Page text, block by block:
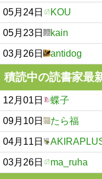
05月24日 KOU
05月23日 kain
03月26日 antidog
積読中の読書家最
12月01日 蝶子
09月10日 たら福
04月11日
03月26日 ma_ruha